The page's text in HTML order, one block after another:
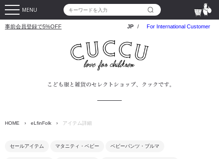
MENU
事前会員登録で5%OFF JP / For International Customer
HOME › eLfinFolk › アイテム詳細
セールアイテム マタニティ・ベビー ベビーパンツ・ブルマ